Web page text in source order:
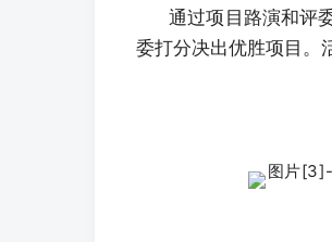
通过项目路演和评
委打分决出优胜项目。